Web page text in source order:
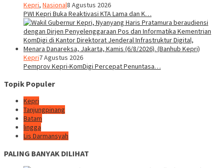
Kepri, Nasional8 Agustus 2026
PWI Kepri Buka Reaktivasi KTA Lama dan K…
Kepri7 Agustus 2026
Pemprov Kepri-KomDigi Percepat Penuntasa…
Topik Populer
Kepri
Tanjungpinang
Batam
lingga
Lis Darmansyah
PALING BANYAK DILIHAT